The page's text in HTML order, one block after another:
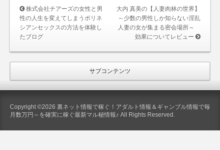
株式会社チアーズの女性と男
性の人生を変えてしまうポリネ
シアンセックスの方法を体験し
たブログ
大内 真美の【人妻肉林の世界】
～少数の男性しか知らない淫乱
人妻の女が集まる密会場所～
効果についてレビュー
サブコンテンツ
Copyright ©2026 裏ネット情報で稼ぐ！アダルト情報＆ギャンブル情報で毎
月数万円～を確実に稼ぐ最新マル秘情報♪ All Rights Reserved.